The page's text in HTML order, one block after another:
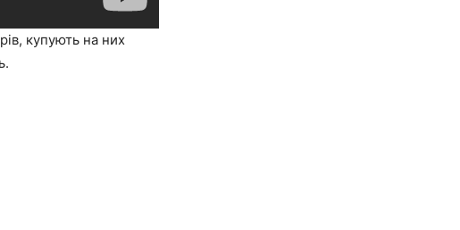
купують на них